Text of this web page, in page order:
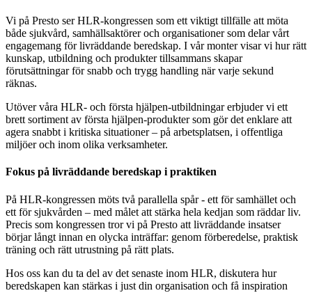
Vi på Presto ser HLR‑kongressen som ett viktigt tillfälle att möta
både sjukvård, samhällsaktörer och organisationer som delar vårt
engagemang för livräddande beredskap. I vår monter visar vi hur rätt
kunskap, utbildning och produkter tillsammans skapar
förutsättningar för snabb och trygg handling när varje sekund
räknas.
Utöver våra HLR‑ och första hjälpen‑utbildningar erbjuder vi ett
brett sortiment av första hjälpen‑produkter som gör det enklare att
agera snabbt i kritiska situationer – på arbetsplatsen, i offentliga
miljöer och inom olika verksamheter.
Fokus på livräddande beredskap i praktiken
På HLR‑kongressen möts två parallella spår - ett för samhället och
ett för sjukvården – med målet att stärka hela kedjan som räddar liv.
Precis som kongressen tror vi på Presto att livräddande insatser
börjar långt innan en olycka inträffar: genom förberedelse, praktisk
träning och rätt utrustning på rätt plats.
Hos oss kan du ta del av det senaste inom HLR, diskutera hur
beredskapen kan stärkas i just din organisation och få inspiration